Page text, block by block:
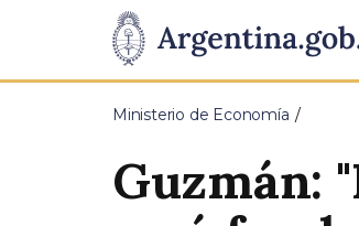
Presidencia
de
Pasar al contenido principal
Ministerio de Economía
Guzmán: